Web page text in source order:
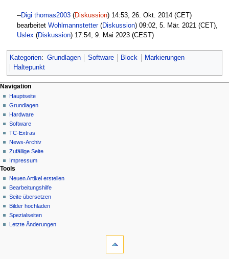
--Digi thomas2003 (Diskussion) 14:53, 26. Okt. 2014 (CET)
bearbeitet Wohlmannstetter(Diskussion) 09:02, 5. Mär. 2021 (CET),
Uslex (Diskussion) 17:54, 9. Mai 2023 (CEST)
Kategorien: Grundlagen Software Block
Markierungen
Haltepunkt
N
a
v
g
a
i
o
n
s
m
e
Seitenaktionen
Seite
Diskussion
Lesen
Quelltext
anzeigen
Versionsgeschichte
Meine Werkzeuge
Deutsch
Anmelden
Navigation
Hauptseite
Grundlagen
Hardware
Software
TC-Extras
News-Archiv
Zufällige Seite
Impressum
Tools
Neuen Artikel erstellen
Bearbeitungshilfe
Seite übersetzen
Bilder hochladen
Spezialseiten
Letzte Änderungen